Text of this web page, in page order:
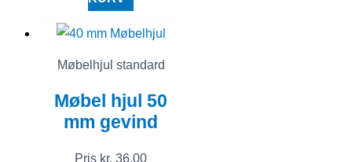
Møbelhjul standard
Møbel hjul 50
mm gevind
Pris kr. 36,00